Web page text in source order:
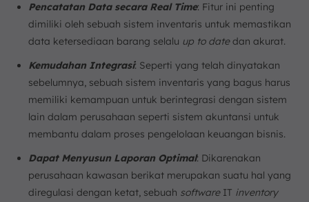
Pencatatan Data secara Real Time: Fitur ini penting
dimiliki oleh sebuah sistem inventaris untuk memastikan
data ketersediaan barang selalu up to datedan akurat.
Kemudahan Integrasi: Seperti yang telah dinyatakan
sebelumnya, sebuah sistem inventaris yang bagus harus
memiliki kemampuan untuk berintegrasi dengan sistem
lain dalam perusahaan seperti sistem akuntansi untuk
membantu dalam proses pengelolaan keuangan bisnis.
Dapat Menyusun Laporan Optimal: Dikarenakan
perusahaan kawasan berikat merupakan suatu hal yang
diregulasi dengan ketat, sebuah softwareIT inventory